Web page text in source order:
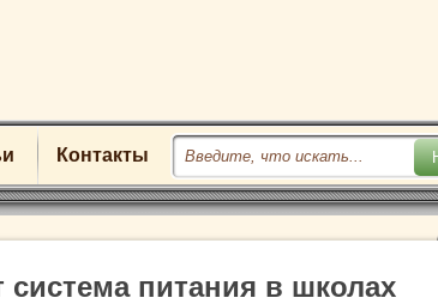
Контакты
система питания в школах